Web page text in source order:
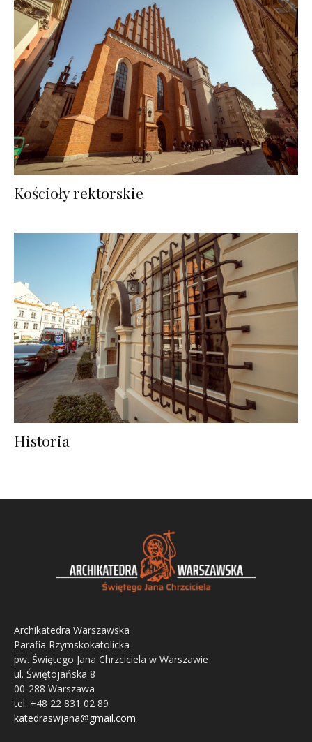
Kościoły rektorskie
Historia
Archikatedra Warszawska
Parafia Rzymskokatolicka
pw. Świętego Jana Chrzciciela w Warszawie
ul. Świętojańska 8
00-288 Warszawa
tel. +48 22 831 02 89
katedraswjana@gmail.com